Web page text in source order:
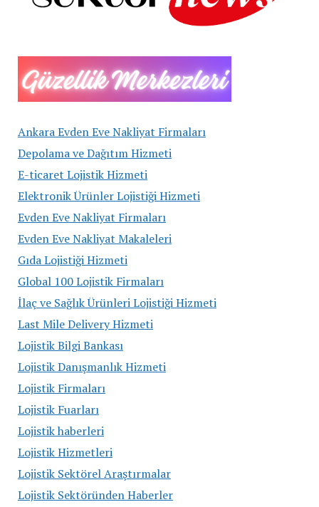
Ankara Evden Eve Nakliyat Firmaları
Depolama ve Dağıtım Hizmeti
E-ticaret Lojistik Hizmeti
Elektronik Ürünler Lojistiği Hizmeti
Evden Eve Nakliyat Firmaları
Evden Eve Nakliyat Makaleleri
Gıda Lojistiği Hizmeti
Global 100 Lojistik Firmaları
İlaç ve Sağlık Ürünleri Lojistiği Hizmeti
Last Mile Delivery Hizmeti
Lojistik Bilgi Bankası
Lojistik Danışmanlık Hizmeti
Lojistik Firmaları
Lojistik Fuarları
Lojistik haberleri
Lojistik Hizmetleri
Lojistik Sektörel Araştırmalar
Lojistik Sektöründen Haberler